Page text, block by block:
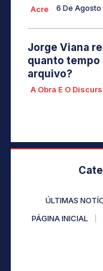
Acre 6 De
Jorge Viana
quanto
arquivo?
A Obra E O
ÚLTIMAS
PÁGINA INICIAL